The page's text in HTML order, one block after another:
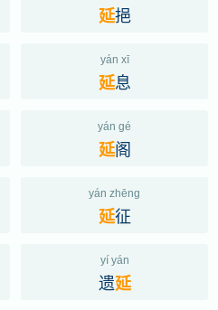
延挹
yán xī
延息
yán gé
延阁
yán zhēng
延征
yí yán
遗延